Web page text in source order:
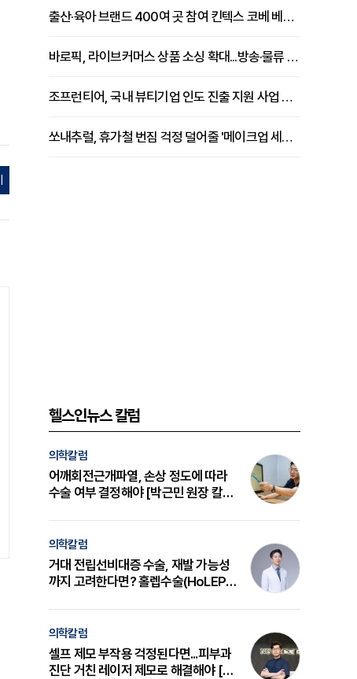
출산·육아 브랜드 400여 곳 참여 킨텍스 코베 베이비페어 개막
바로픽, 라이브커머스 상품 소싱 확대...방송·물류 원스톱 지원 강화
조프런티어, 국내 뷰티기업 인도 진출 지원 사업 추진
쏘내추럴, 휴가철 번짐 걱정 덜어줄 '메이크업 세팅 멀티 매직 실러' 제안
헬스인뉴스 칼럼
의학칼럼
어깨회전근개파열, 손상 정도에 따라
수술 여부 결정해야 [박근민 원장 칼
의학칼럼
거대 전립선비대증 수술, 재발 가능성
까지 고려한다면? 홀렙수술(HoLEP)
의학칼럼
셀프 제모 부작용 걱정된다면...피부과
진단 거친 레이저 제모로 해결해야 [변